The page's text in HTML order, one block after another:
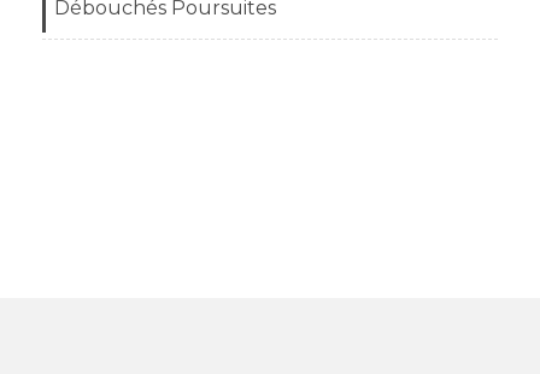
Débouchés Poursuites